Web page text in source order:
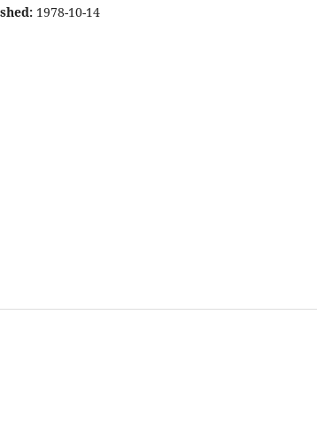
1978-10-14